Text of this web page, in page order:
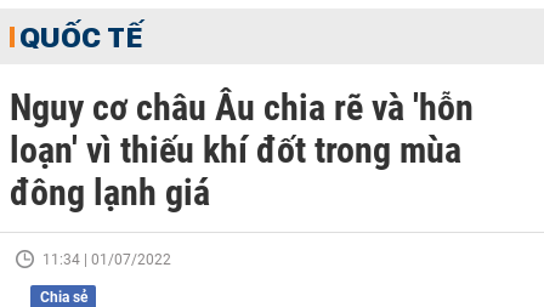
QUỐC TẾ
Nguy cơ châu Âu chia rẽ và 'hỗn
loạn' vì thiếu khí đốt trong mùa
đông lạnh giá
11:34 | 01/07/2022
Chia sẻ